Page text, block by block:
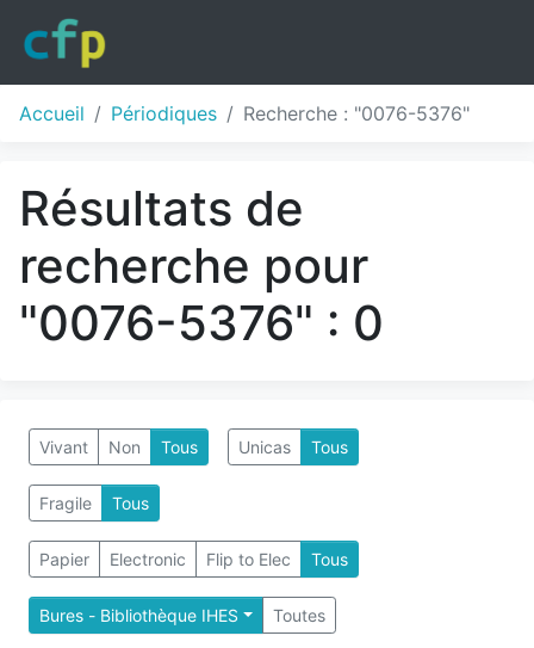
Accueil Périodiques Recherche : "0076-5376"
Résultats de
recherche pour
"0076-5376" : 0
Vivant Non Tous Unicas Tous
Fragile Tous
Papier Electronic Flip to Elec Tous
Bures - Bibliothèque IHES Toutes